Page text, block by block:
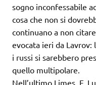
sogno inconfessabile
cosa che non si
continuano a non
evocata ieri da
i russi si sarebbero
quello multipolare.
Nell’ultimo Limes, F.